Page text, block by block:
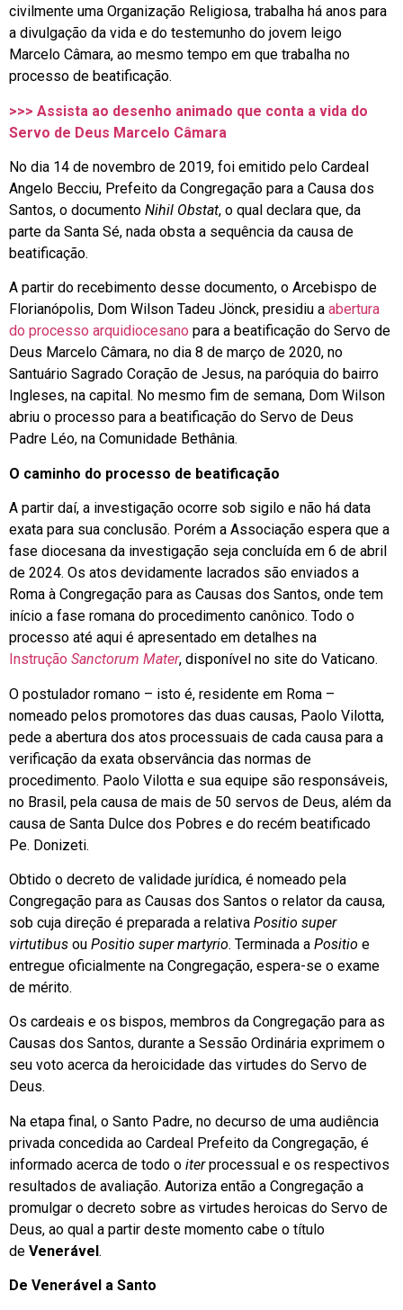
civilmente uma Organização Religiosa, trabalha há anos para
a divulgação da vida e do testemunho do jovem leigo
Marcelo Câmara, ao mesmo tempo em que trabalha no
processo de beatificação.
>>> Assista ao desenho animado que conta a vida do
Servo de Deus Marcelo Câmara
No dia 14 de novembro de 2019, foi emitido pelo Cardeal
Angelo Becciu, Prefeito da Congregação para a Causa dos
Santos, o documento Nihil Obstat, o qual declara que, da
parte da Santa Sé, nada obsta a sequência da causa de
beatificação.
A partir do recebimento desse documento, o Arcebispo de
Florianópolis, Dom Wilson Tadeu Jönck, presidiu a abertura
do processo arquidiocesano para a beatificação do Servo de
Deus Marcelo Câmara, no dia 8 de março de 2020, no
Santuário Sagrado Coração de Jesus, na paróquia do bairro
Ingleses, na capital. No mesmo fim de semana, Dom Wilson
abriu o processo para a beatificação do Servo de Deus
Padre Léo, na Comunidade Bethânia.
O caminho do processo de beatificação
A partir daí, a investigação ocorre sob sigilo e não há data
exata para sua conclusão. Porém a Associação espera que a
fase diocesana da investigação seja concluída em 6 de abril
de 2024. Os atos devidamente lacrados são enviados a
Roma à Congregação para as Causas dos Santos, onde tem
início a fase romana do procedimento canônico. Todo o
processo até aqui é apresentado em detalhes na
Instrução Sanctorum Mater, disponível no site do Vaticano.
O postulador romano – isto é, residente em Roma –
nomeado pelos promotores das duas causas, Paolo Vilotta,
pede a abertura dos atos processuais de cada causa para a
verificação da exata observância das normas de
procedimento. Paolo Vilotta e sua equipe são responsáveis,
no Brasil, pela causa de mais de 50 servos de Deus, além da
causa de Santa Dulce dos Pobres e do recém beatificado
Pe. Donizeti.
Obtido o decreto de validade jurídica, é nomeado pela
Congregação para as Causas dos Santos o relator da causa,
sob cuja direção é preparada a relativa Positio super
virtutibus ou Positio super martyrio. Terminada a Positio e
entregue oficialmente na Congregação, espera-se o exame
de mérito.
Os cardeais e os bispos, membros da Congregação para as
Causas dos Santos, durante a Sessão Ordinária exprimem o
seu voto acerca da heroicidade das virtudes do Servo de
Deus.
Na etapa final, o Santo Padre, no decurso de uma audiência
privada concedida ao Cardeal Prefeito da Congregação, é
informado acerca de todo o iterprocessual e os respectivos
resultados de avaliação. Autoriza então a Congregação a
promulgar o decreto sobre as virtudes heroicas do Servo de
Deus, ao qual a partir deste momento cabe o título
de Venerável.
De Venerável a Santo